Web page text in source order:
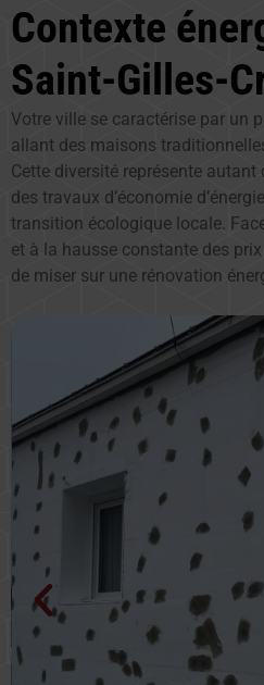
Contexte
Saint-Gilles-
Votre ville se caractérise par un
allant des maisons
Cette diversité représente autant
des travaux d’économie
transition écologique locale.
et à la hausse constante des
de miser sur une rénovation